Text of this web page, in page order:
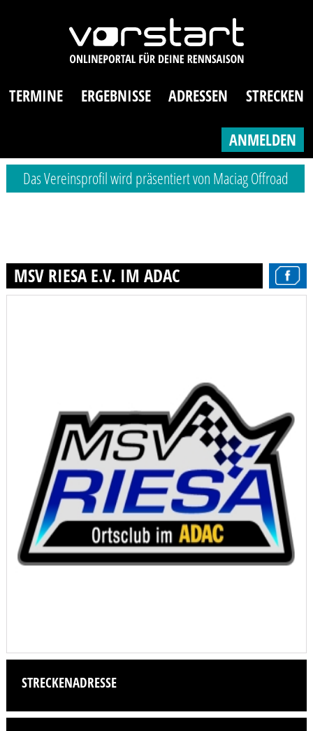
TERMINE ERGEBNISSE ADRESSEN STRECKEN
ANMELDEN
Das Vereinsprofil wird präsentiert von Maciag Offroad
MSV RIESA E.V. IM ADAC
STRECKENADRESSE